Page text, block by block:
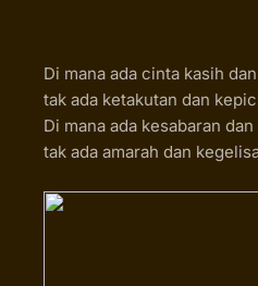
Di mana ada cinta kasih
tak ada ketakutan dan
Di mana ada kesabaran
tak ada amarah dan